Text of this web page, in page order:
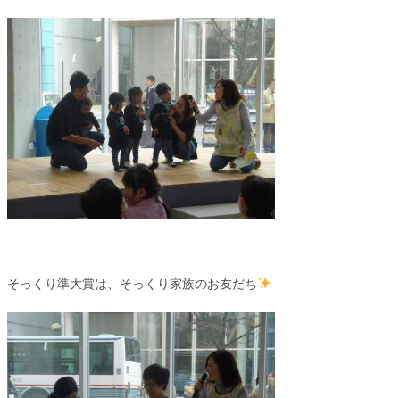
そっくり準大賞は、そっくり家族のお友だち